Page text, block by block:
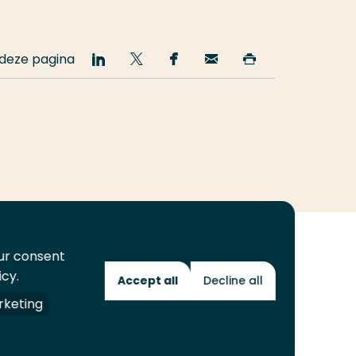
pagina
Deel
op
Deel
op
Deel
op
Email
deze deze
Toekomstmakers
consent
Accept all Decline all